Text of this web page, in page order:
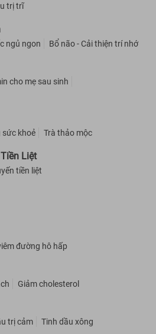
trị trĩ
ngủ ngon Bổ não - Cải thiện trí nhớ
cho mẹ sau sinh
sức khoẻ Trà thảo mộc
Liệt
tiền liệt
đường hô hấp
Giảm cholesterol
trị cảm Tinh dầu xông